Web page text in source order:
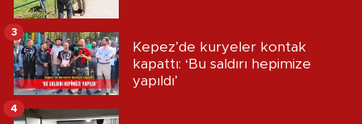
Kepez’de kuryeler kontak
kapattı: ‘Bu saldırı hepimize
yapıldı’
3
4